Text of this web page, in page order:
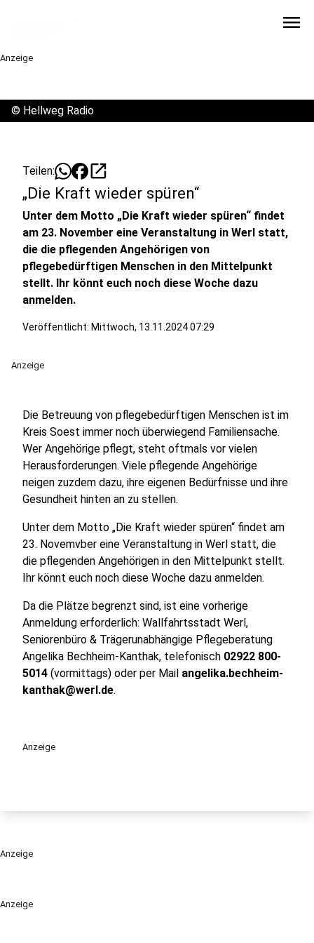
menu
Anzeige
Anzeige
© Hellweg Radio
Teilen: open_in_new
„Die Kraft wieder spüren“
Unter dem Motto „Die Kraft wieder spüren“ findet
am 23. November eine Veranstaltung in Werl statt,
die die pflegenden Angehörigen von
pflegebedürftigen Menschen in den Mittelpunkt
stellt. Ihr könnt euch noch diese Woche dazu
anmelden.
Veröffentlicht: Mittwoch, 13.11.2024 07:29
Anzeige
Die Betreuung von pflegebedürftigen Menschen ist im
Kreis Soest immer noch überwiegend Familiensache.
Wer Angehörige pflegt, steht oftmals vor vielen
Herausforderungen. Viele pflegende Angehörige
neigen zuzdem dazu, ihre eigenen Bedürfnisse und ihre
Gesundheit hinten an zu stellen.
Unter dem Motto „Die Kraft wieder spüren“ findet am
23. Novemvber eine Veranstaltung in Werl statt, die
die pflegenden Angehörigen in den Mittelpunkt stellt.
Ihr könnt euch noch diese Woche dazu anmelden.
Da die Plätze begrenzt sind, ist eine vorherige
Anmeldung erforderlich: Wallfahrtsstadt Werl,
Seniorenbüro & Trägerunabhängige Pflegeberatung
Angelika Bechheim-Kanthak, telefonisch 02922 800-
5014 (vormittags) oder per Mail angelika.bechheim-
kanthak@werl.de.
Anzeige
Anzeige